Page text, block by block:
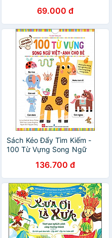
69.000 đ
Sách Kéo Đẩy Tìm Kiếm -
100 Từ Vựng Song Ngữ
136.700 đ